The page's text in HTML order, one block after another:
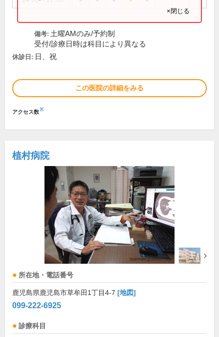
×閉じる
備考: 土曜AMのみ/予約制
受付/診療日時は科目により異なる
休診日: 日、祝
この医院の詳細をみる
アクセス数※
植村病院
所在地・電話番号
鹿児島県鹿児島市草牟田1丁目4-7 [地図]
099-222-6925
診療科目